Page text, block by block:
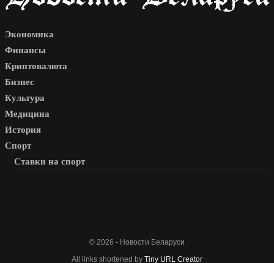
Экономика
Финансы
Криптовалюта
Бизнес
Культура
Медицина
История
Спорт
Ставки на спорт
© 2026 - Новости Беларуси
All links shortened by Tiny URL Creator